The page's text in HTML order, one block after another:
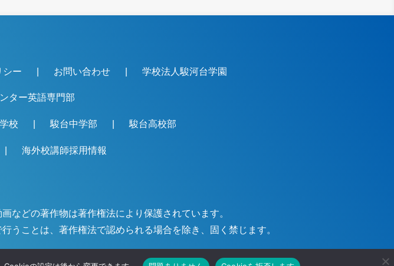
シー お問い合わせ 学校法人駿河台学園
ター英語専門部
校 駿台中学部 駿台高校部
海外校講師採用情報
などの著作物は著作権法により保護されています。
うことは、著作権法で認められる場合を除き、固く禁じます。